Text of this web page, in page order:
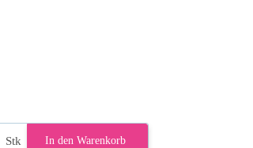
Stk In den Warenkorb